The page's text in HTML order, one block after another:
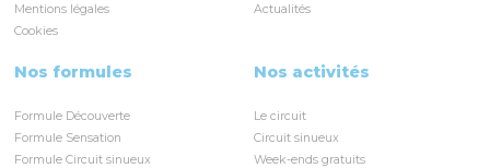
Mentions légales
Cookies
Actualités
Nos formules
Formule Découverte
Formule Sensation
Formule Circuit sinueux
Nos activités
Le circuit
Circuit sinueux
Week-ends gratuits